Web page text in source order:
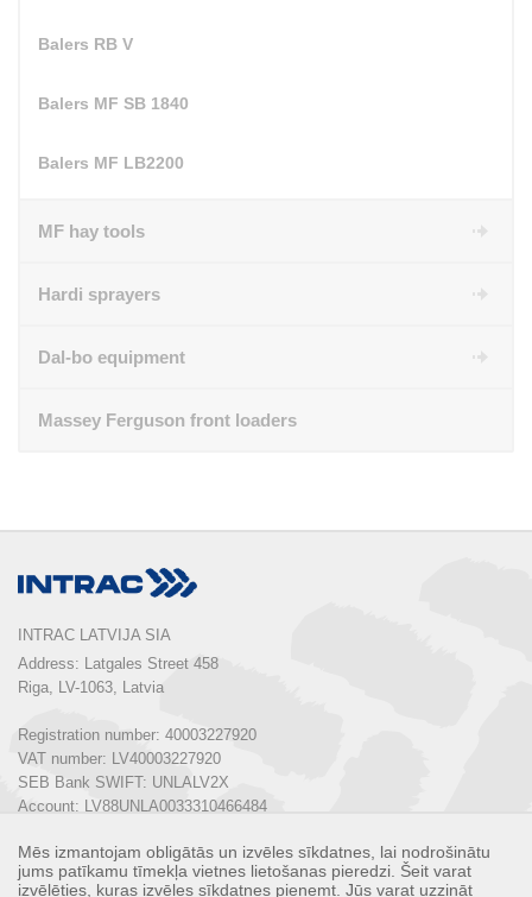
Balers RB V
Balers MF SB 1840
Balers MF LB2200
MF hay tools
Hardi sprayers
Dal-bo equipment
Massey Ferguson front loaders
INTRAC LATVIJA SIA
Address: Latgales Street 458
Riga, LV-1063, Latvia
Registration number: 40003227920
VAT number: LV40003227920
SEB Bank SWIFT: UNLALV2X
Account: LV88UNLA0033310466484
Phone: + 371 67 803 700
E-mail: info@intrac.lv
Mēs izmantojam obligātās un izvēles sīkdatnes, lai nodrošinātu
jums patīkamu tīmekļa vietnes lietošanas pieredzi. Šeit varat
izvēlēties, kuras izvēles sīkdatnes pieņemt. Jūs varat uzzināt